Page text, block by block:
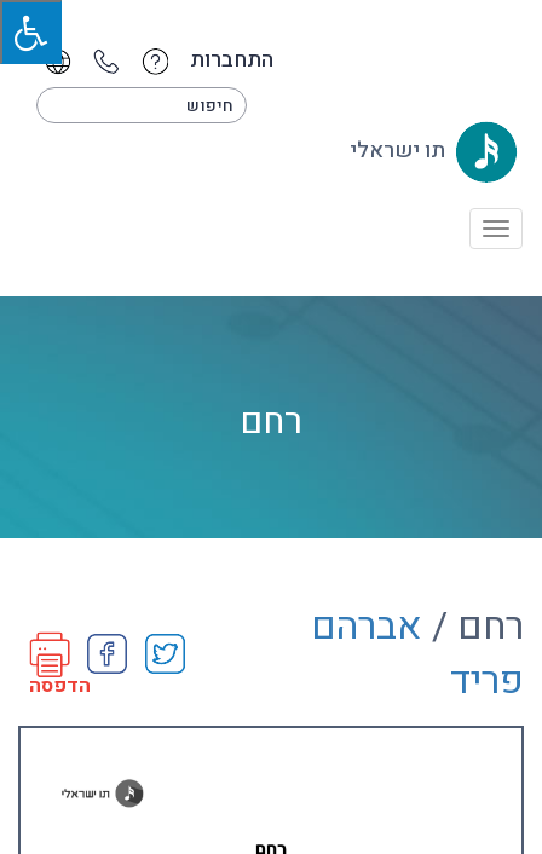
התחברות
תו ישראלי
Toggle
רחם
רחם / אברהם
פריד
הדפסה